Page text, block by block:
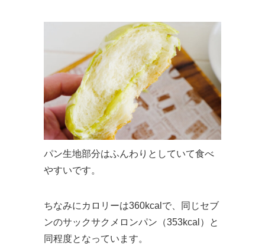
パン生地部分はふんわりとしていて食べ
やすいです。
ちなみにカロリーは360kcalで、同じセブ
ンのサックサクメロンパン（353kcal）と
同程度となっています。